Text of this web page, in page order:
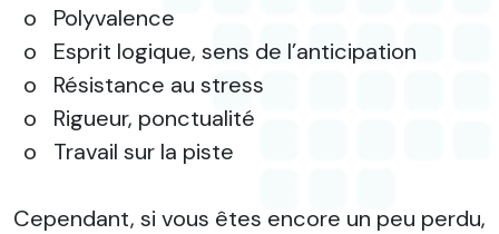
o
Polyvalence
o
Esprit logique, sens de l’anticipation
o
Résistance au stress
o
Rigueur, ponctualité
o
Travail sur la piste
Cependant, si vous êtes encore un peu perdu,